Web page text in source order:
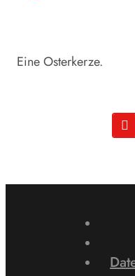
Eine Osterkerze.